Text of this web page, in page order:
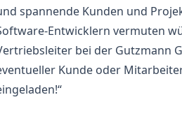
spannende Kunden und
Entwicklern vermuten
bei der Gutzmann
Kunde oder